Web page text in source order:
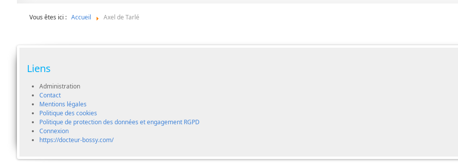
Vous êtes ici : Accueil Axel de Tarlé
Liens
Administration
Contact
Mentions légales
Politique des cookies
Politique de protection des données et engagement RGPD
Connexion
https://docteur-bossy.com/